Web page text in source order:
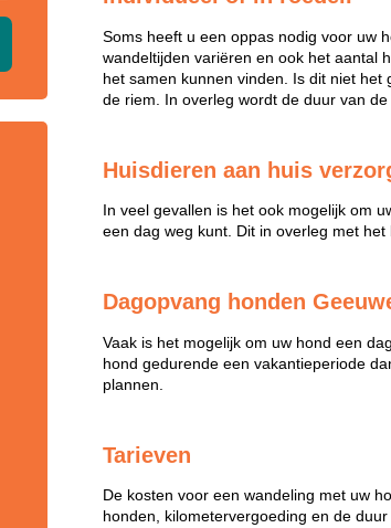
Soms heeft u een oppas nodig voor uw
wandeltijden variëren en ook het aantal
het samen kunnen vinden. Is dit niet
de riem. In overleg wordt de duur van de
Huisdieren aan huis
In veel gevallen is het ook mogelijk om
een dag weg kunt. Dit in overleg met
Dagopvang honden
Vaak is het mogelijk om uw hond een
hond gedurende een vakantieperiode
plannen.
Tarieven
De kosten voor een wandeling met uw
honden, kilometervergoeding en de